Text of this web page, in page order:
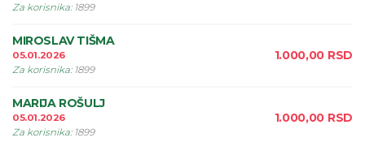
Za korisnika: 1899
MIROSLAV TIŠMA
05.01.2026
Za korisnika: 1899
1.000,00 RSD
MARIJA ROŠULJ
05.01.2026
Za korisnika: 1899
1.000,00 RSD